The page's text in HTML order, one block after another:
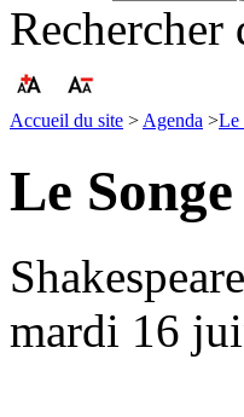
Rechercher
Accueil du site > Agenda >Le
Le
Shakespeare
mardi 16